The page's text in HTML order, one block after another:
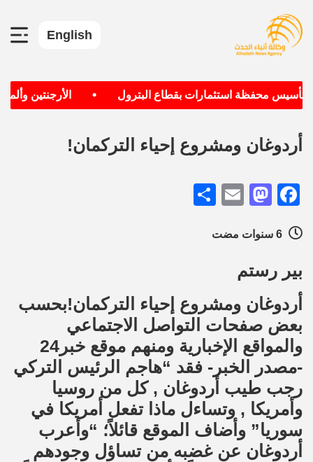
English
محفظة استثمارات بقطاع البترول الأرجنتين
أردوغان ومشروع إحياء التركمان!
Facebook
Mastodon
Email
بير رستم
أردوغان ومشروع إحياء التركمان!بحسب
بعض صفحات التواصل الاجتماعي
والمواقع الإخبارية ومنهم موقع خبر24
-مصدر الخبر- فقد “هاجم الرئيس التركي
رجب طيب أردوغان , كل من روسيا
وأمريكا , وتساءل ماذا تفعل أمريكا في
سوريا” وأضاف الموقع قائلاً؛ “وأعرب
أردوغان عن غضبه من تساؤل وجودهم